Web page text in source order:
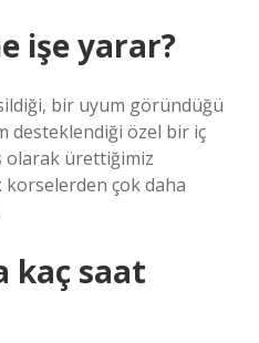
işe yarar?
bir uyum göründüğü
desteklendiği özel bir iç
olarak ürettiğimiz
çok daha
kaç saat